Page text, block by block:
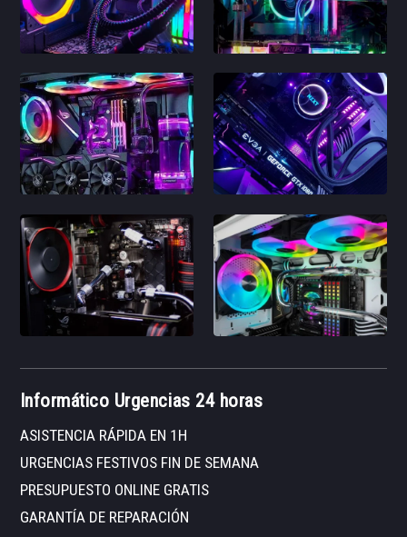
Informático Urgencias 24 horas
ASISTENCIA RÁPIDA EN 1H
URGENCIAS FESTIVOS FIN DE SEMANA
PRESUPUESTO ONLINE GRATIS
GARANTÍA DE REPARACIÓN